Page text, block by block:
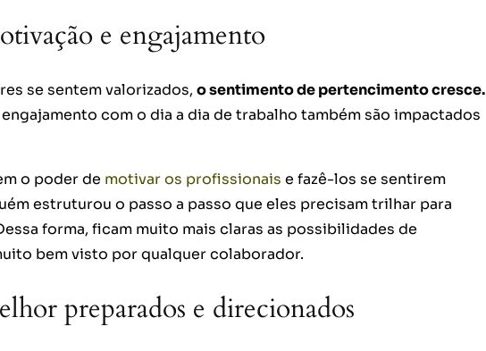
e engajamento
se sentem valorizados, o sentimento de pertencimento cresce.
com o dia a dia de trabalho também são impactados
o poder de motivar os profissionais e fazê-los se sentirem
estruturou o passo a passo que eles precisam trilhar para
forma, ficam muito mais claras as possibilidades de
bem visto por qualquer colaborador.
preparados e direcionados